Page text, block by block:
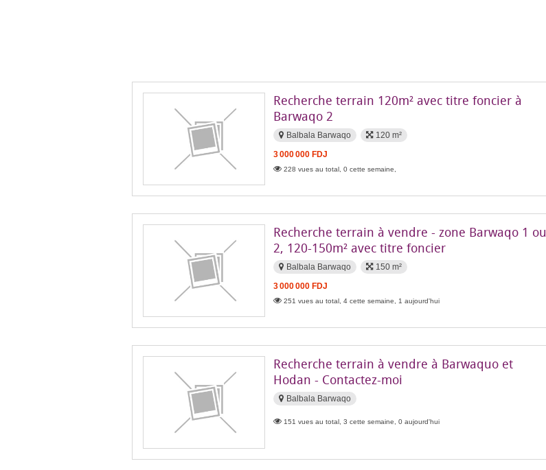
Recherche terrain 120m² avec titre foncier à
Barwaqo 2
Balbala Barwaqo
120 m²
3 000 000 FDJ
228 vues au total, 0 cette semaine,
Recherche terrain à vendre - zone Barwaqo 1 ou
2, 120-150m² avec titre foncier
Balbala Barwaqo
150 m²
3 000 000 FDJ
251 vues au total, 4 cette semaine, 1 aujourd'hui
Recherche terrain à vendre à Barwaquo et
Hodan - Contactez-moi
Balbala Barwaqo
151 vues au total, 3 cette semaine, 0 aujourd'hui